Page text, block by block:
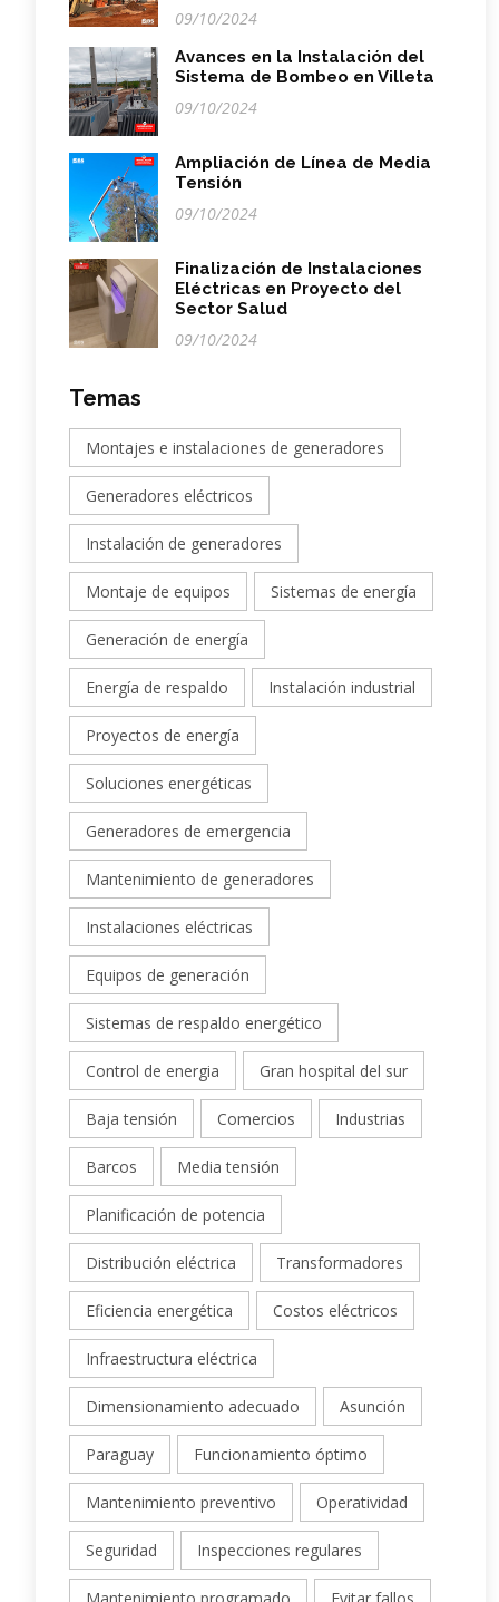
09/10/2024
Avances en la Instalación del
Sistema de Bombeo en Villeta
09/10/2024
Ampliación de Línea de Media
Tensión
09/10/2024
Finalización de Instalaciones
Eléctricas en Proyecto del
Sector Salud
09/10/2024
Temas
Montajes e instalaciones de generadores
Generadores eléctricos
Instalación de generadores
Montaje de equipos Sistemas de energía
Generación de energía
Energía de respaldo Instalación industrial
Proyectos de energía
Soluciones energéticas
Generadores de emergencia
Mantenimiento de generadores
Instalaciones eléctricas
Equipos de generación
Sistemas de respaldo energético
Control de energia Gran hospital del sur
Baja tensión Comercios Industrias
Barcos Media tensión
Planificación de potencia
Distribución eléctrica Transformadores
Eficiencia energética Costos eléctricos
Infraestructura eléctrica
Dimensionamiento adecuado Asunción
Paraguay Funcionamiento óptimo
Mantenimiento preventivo Operatividad
Seguridad Inspecciones regulares